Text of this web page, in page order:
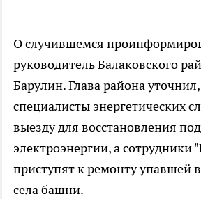
О случившемся
руководитель Балаковского
Барулин. Глава района
специалисты энергетических
выезду для восстановления
электроэнергии, а сотрудники
приступят к ремонту упавшей
села башни.